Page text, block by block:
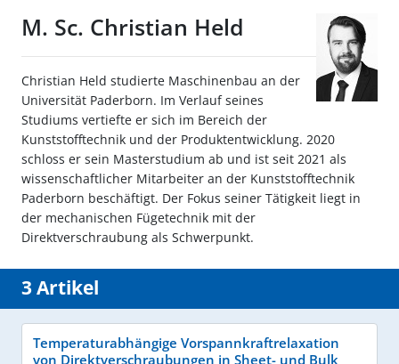
M. Sc. Christian Held
Christian Held studierte Maschinenbau an der
Universität Paderborn. Im Verlauf seines
Studiums vertiefte er sich im Bereich der
Kunststofftechnik und der Produktentwicklung. 2020
schloss er sein Masterstudium ab und ist seit 2021 als
wissenschaftlicher Mitarbeiter an der Kunststofftechnik
Paderborn beschäftigt. Der Fokus seiner Tätigkeit liegt in
der mechanischen Fügetechnik mit der
Direktverschraubung als Schwerpunkt.
3 Artikel
Temperaturabhängige Vorspannkraftrelaxation
von Direktverschraubungen in Sheet- und Bulk